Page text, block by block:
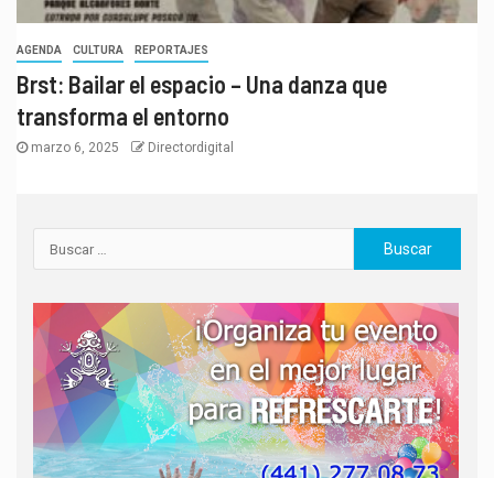
AGENDA CULTURA REPORTAJES
Brst: Bailar el espacio – Una danza que
transforma el entorno
marzo 6, 2025 Directordigital